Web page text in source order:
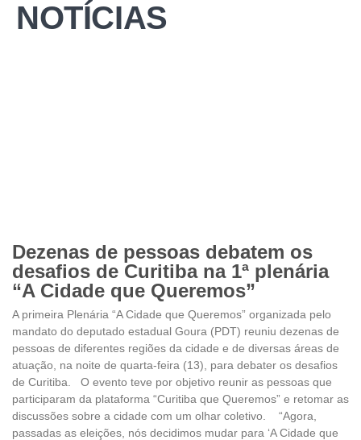
NOTÍCIAS
Dezenas de pessoas debatem os
desafios de Curitiba na 1ª plenária
“A Cidade que Queremos”
A primeira Plenária “A Cidade que Queremos” organizada pelo
mandato do deputado estadual Goura (PDT) reuniu dezenas de
pessoas de diferentes regiões da cidade e de diversas áreas de
atuação, na noite de quarta-feira (13), para debater os desafios
de Curitiba. O evento teve por objetivo reunir as pessoas que
participaram da plataforma “Curitiba que Queremos” e retomar as
discussões sobre a cidade com um olhar coletivo. “Agora,
passadas as eleições, nós decidimos mudar para ‘A Cidade que